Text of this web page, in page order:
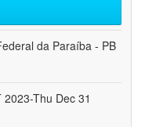
da Paraíba - PB
Thu Dec 31